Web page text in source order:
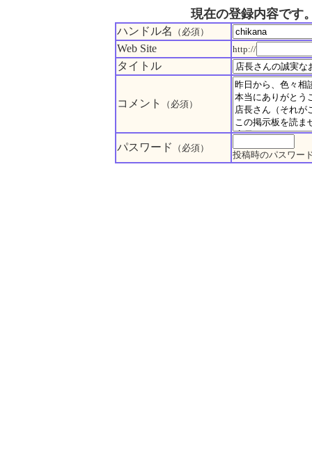
現在の登録内容です
ハンドル名 （必須）
Web Site http://
タイトル
コメント （必須）
パスワード （必須）
投稿時のパスワー